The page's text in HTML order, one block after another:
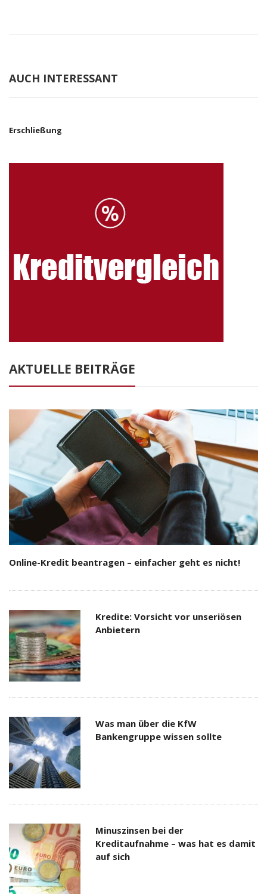
AUCH INTERESSANT
Erschließung
AKTUELLE BEITRÄGE
Online-Kredit beantragen – einfacher geht es nicht!
Kredite: Vorsicht vor unseriösen
Anbietern
Was man über die KfW
Bankengruppe wissen sollte
Minuszinsen bei der
Kreditaufnahme – was hat es damit
auf sich